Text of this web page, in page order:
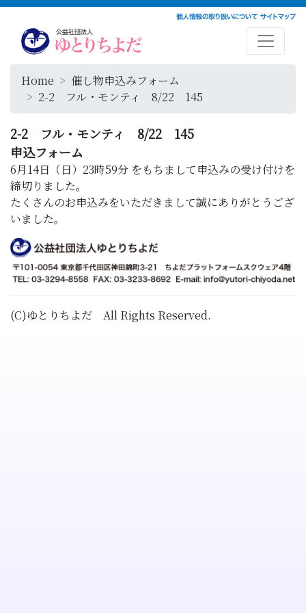
Home
催し物申込みフォーム
2-2 フル・モンティ 8/22 145
2-2 フル・モンティ 8/22 145
申込フォーム
6月14日（日）23時59分 をもちまして申込みの受け付けを
締切りました。
たくさんのお申込みをいただきまして誠にありがとうござ
いました。
(C)ゆとりちよだ All Rights Reserved.